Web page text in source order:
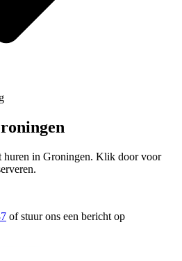
in Groningen. Klik door voor
of stuur ons een bericht op